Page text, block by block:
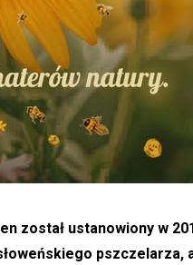
został ustanowiony w